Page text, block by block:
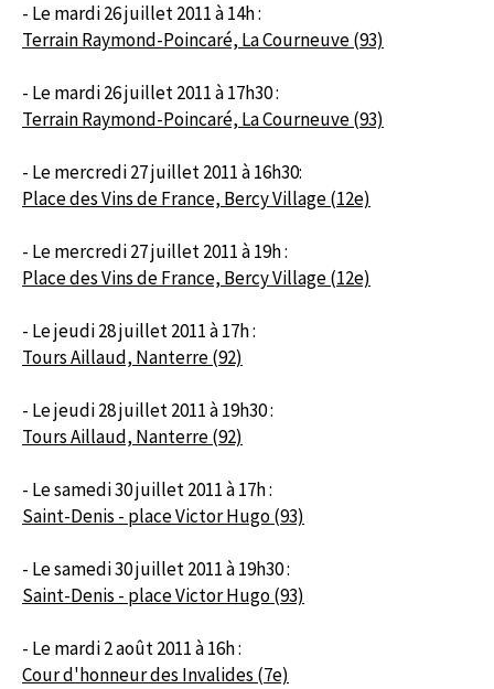
- Le mardi 26 juillet 2011 à 14h :
Terrain Raymond-Poincaré, La Courneuve (93)
- Le mardi 26 juillet 2011 à 17h30 :
Terrain Raymond-Poincaré, La Courneuve (93)
- Le mercredi 27 juillet 2011 à 16h30:
Place des Vins de France, Bercy Village (12e)
- Le mercredi 27 juillet 2011 à 19h :
Place des Vins de France, Bercy Village (12e)
- Le jeudi 28 juillet 2011 à 17h :
Tours Aillaud, Nanterre (92)
- Le jeudi 28 juillet 2011 à 19h30 :
Tours Aillaud, Nanterre (92)
- Le samedi 30 juillet 2011 à 17h :
Saint-Denis - place Victor Hugo (93)
- Le samedi 30 juillet 2011 à 19h30 :
Saint-Denis - place Victor Hugo (93)
- Le mardi 2 août 2011 à 16h :
Cour d'honneur des Invalides (7e)